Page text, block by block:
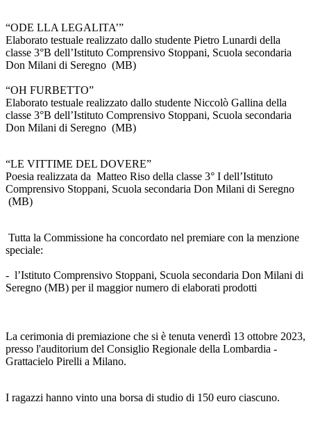
“ODE LLA LEGALITA’”
Elaborato testuale realizzato dallo studente Pietro Lunardi della
classe 3°B dell’Istituto Comprensivo Stoppani, Scuola secondaria
Don Milani di Seregno (MB)
“OH FURBETTO”
Elaborato testuale realizzato dallo studente Niccolò Gallina della
classe 3°B dell’Istituto Comprensivo Stoppani, Scuola secondaria
Don Milani di Seregno (MB)
“LE VITTIME DEL DOVERE”
Poesia realizzata da Matteo Riso della classe 3° I dell’Istituto
Comprensivo Stoppani, Scuola secondaria Don Milani di Seregno
(MB)
Tutta la Commissione ha concordato nel premiare con la menzione
speciale:
- l’Istituto Comprensivo Stoppani, Scuola secondaria Don Milani di
Seregno (MB) per il maggior numero di elaborati prodotti
La cerimonia di premiazione che si è tenuta venerdì 13 ottobre 2023,
presso l'auditorium del Consiglio Regionale della Lombardia -
Grattacielo Pirelli a Milano.
I ragazzi hanno vinto una borsa di studio di 150 euro ciascuno.